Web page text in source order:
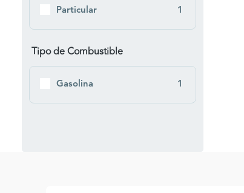
Particular 1
Tipo de Combustible
Gasolina 1